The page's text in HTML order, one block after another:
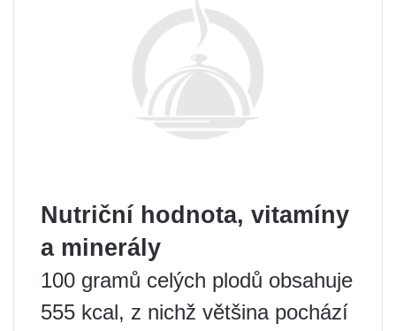
Nutriční hodnota, vitamíny
a minerály
100 gramů celých plodů obsahuje
555 kcal, z nichž většina pochází